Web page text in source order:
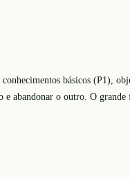
básicos (P1),
abandonar o outro. O